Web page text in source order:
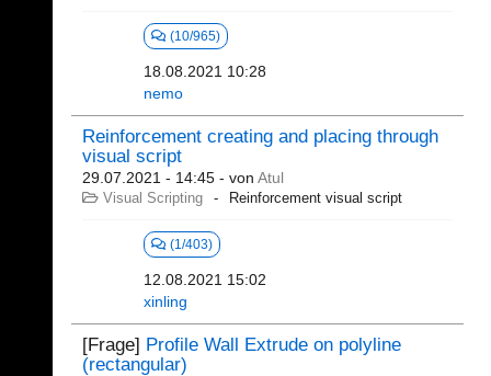
(10/965)
18.08.2021 10:28
nemo
Reinforcement creating and placing through
visual script
29.07.2021 - 14:45 - von Atul
Visual Scripting Reinforcement visual script
(1/403)
12.08.2021 15:02
xinling
[Frage] Profile Wall Extrude on polyline
(rectangular)